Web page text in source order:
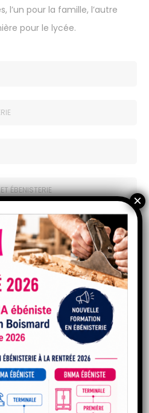
l’un pour la famille, l’autre
pour le lycée.
ÉBENISTERIE
PRO
faudra que l’entreprise
et évalue les postures
×